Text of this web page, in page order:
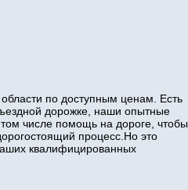
по доступным ценам. Есть
дорожке, наши опытные
числе помощь на дороге, чтобы
процесс.Но это
квалифицированных